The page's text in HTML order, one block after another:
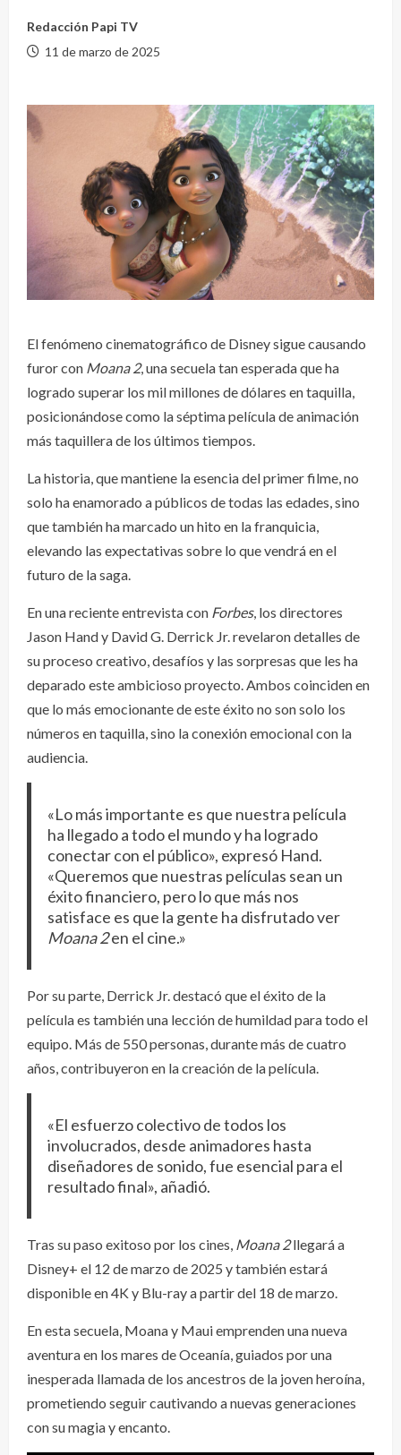
Redacción Papi TV
11 de marzo de 2025
El fenómeno cinematográfico de Disney sigue causando
furor con Moana 2, una secuela tan esperada que ha
logrado superar los mil millones de dólares en taquilla,
posicionándose como la séptima película de animación
más taquillera de los últimos tiempos.
La historia, que mantiene la esencia del primer filme, no
solo ha enamorado a públicos de todas las edades, sino
que también ha marcado un hito en la franquicia,
elevando las expectativas sobre lo que vendrá en el
futuro de la saga.
En una reciente entrevista con Forbes, los directores
Jason Hand y David G. Derrick Jr. revelaron detalles de
su proceso creativo, desafíos y las sorpresas que les ha
deparado este ambicioso proyecto. Ambos coinciden en
que lo más emocionante de este éxito no son solo los
números en taquilla, sino la conexión emocional con la
audiencia.
«Lo más importante es que nuestra película
ha llegado a todo el mundo y ha logrado
conectar con el público», expresó Hand.
«Queremos que nuestras películas sean un
éxito financiero, pero lo que más nos
satisface es que la gente ha disfrutado ver
Moana 2en el cine.»
Por su parte, Derrick Jr. destacó que el éxito de la
película es también una lección de humildad para todo el
equipo. Más de 550 personas, durante más de cuatro
años, contribuyeron en la creación de la película.
«El esfuerzo colectivo de todos los
involucrados, desde animadores hasta
diseñadores de sonido, fue esencial para el
resultado final», añadió.
Tras su paso exitoso por los cines, Moana 2llegará a
Disney+ el 12 de marzo de 2025 y también estará
disponible en 4K y Blu-ray a partir del 18 de marzo.
En esta secuela, Moana y Maui emprenden una nueva
aventura en los mares de Oceanía, guiados por una
inesperada llamada de los ancestros de la joven heroína,
prometiendo seguir cautivando a nuevas generaciones
con su magia y encanto.